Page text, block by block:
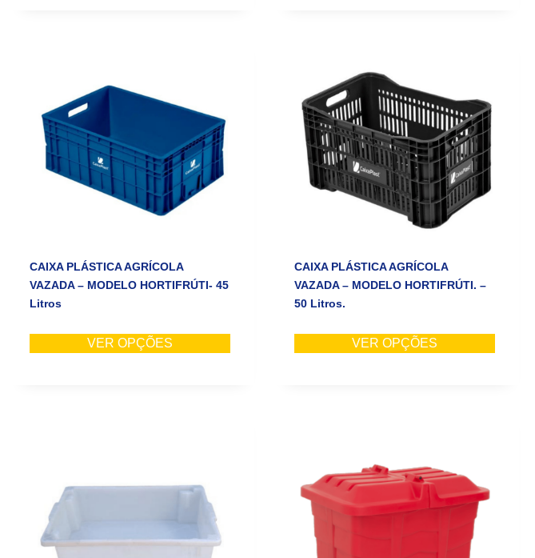
CAIXA PLÁSTICA AGRÍCOLA
VAZADA – MODELO HORTIFRÚTI- 45
Litros
VER OPÇÕES
CAIXA PLÁSTICA AGRÍCOLA
VAZADA – MODELO HORTIFRÚTI. –
50 Litros.
VER OPÇÕES